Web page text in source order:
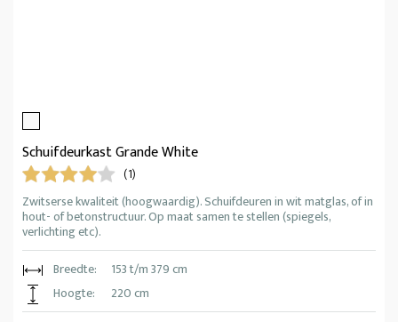
Schuifdeurkast Grande White
(1)
Zwitserse kwaliteit (hoogwaardig). Schuifdeuren in wit matglas, of in
hout- of betonstructuur. Op maat samen te stellen (spiegels,
verlichting etc).
Breedte:
153 t/m 379 cm
Hoogte:
220 cm